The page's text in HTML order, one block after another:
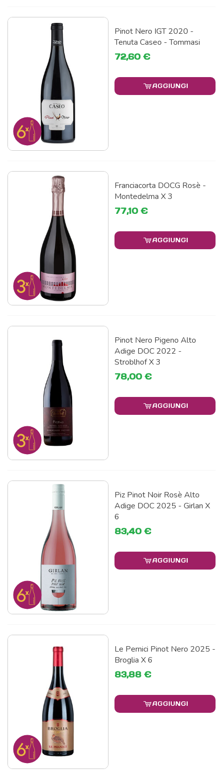
Pinot Nero IGT 2020 -
Tenuta Caseo - Tommasi
72,60 €
AGGIUNGI
Franciacorta DOCG Rosè -
Montedelma X 3
77,10 €
AGGIUNGI
Pinot Nero Pigeno Alto
Adige DOC 2022 -
Stroblhof X 3
78,00 €
AGGIUNGI
Piz Pinot Noir Rosè Alto
Adige DOC 2025 - Girlan X
6
83,40 €
AGGIUNGI
Le Pernici Pinot Nero 2025 -
Broglia X 6
83,88 €
AGGIUNGI